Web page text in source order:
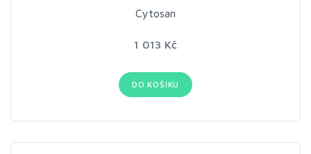
Cytosan
1 013 Kč
DO KOŠÍKU